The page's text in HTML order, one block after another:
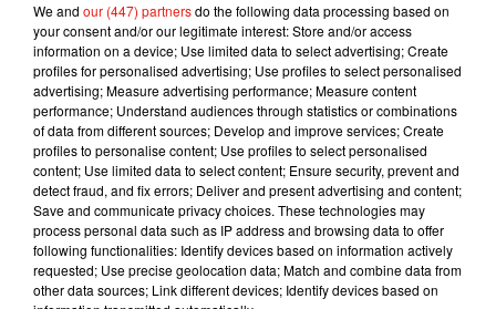
7 août 2026
Madonna sort enfin le remix de « Love
Sensation » avec Kylie Minogue
7 août 2026
Tayc et Didi B dévoilent le single le plus
dansant de l’année
We and our (447) partnersdo the following data processing based on
your consent and/or our legitimate interest: Store and/or access
information on a device; Use limited data to select advertising; Create
profiles for personalised advertising; Use profiles to select personalised
advertising; Measure advertising performance; Measure content
performance; Understand audiences through statistics or combinations
of data from different sources; Develop and improve services; Create
profiles to personalise content; Use profiles to select personalised
content; Use limited data to select content; Ensure security, prevent and
detect fraud, and fix errors; Deliver and present advertising and content;
Save and communicate privacy choices. These technologies may
process personal data such as IP address and browsing data to offer
following functionalities: Identify devices based on information actively
requested; Use precise geolocation data; Match and combine data from
other data sources; Link different devices; Identify devices based on